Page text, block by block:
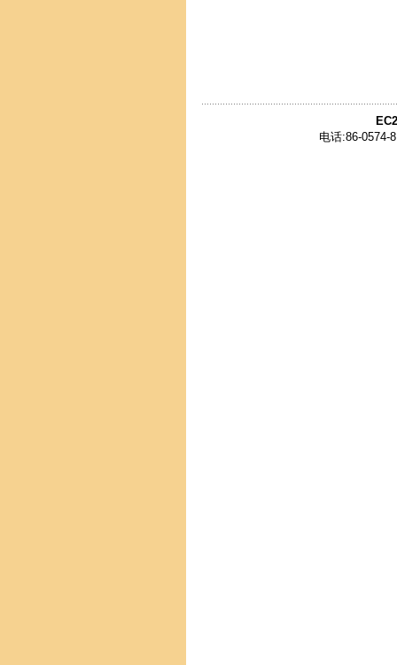
电话:86-0574-